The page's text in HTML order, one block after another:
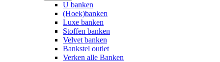
U banken
(Hoek)banken
Luxe banken
Stoffen banken
Velvet banken
Bankstel outlet
Verken alle Banken